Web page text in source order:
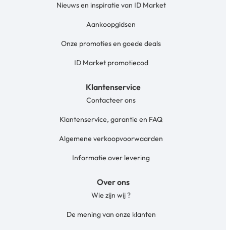
Nieuws en inspiratie van ID Market
Aankoopgidsen
Onze promoties en goede deals
ID Market promotiecod
Klantenservice
Contacteer ons
Klantenservice, garantie en FAQ
Algemene verkoopvoorwaarden
Informatie over levering
Over ons
Wie zijn wij ?
De mening van onze klanten